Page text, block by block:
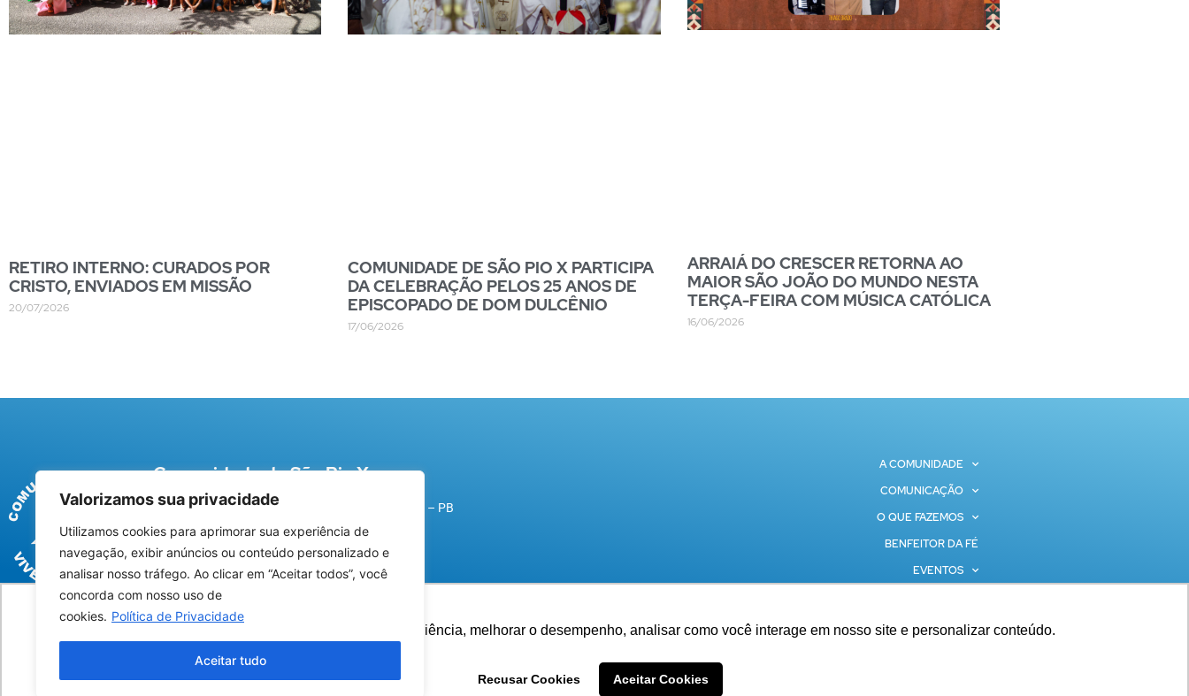
Utilizamos cookies para oferecer melhor experiência, melhorar o desempenho, analisar como você interage em nosso site e personalizar conteúdo.
Recusar Cookies Aceitar Cookies
Valorizamos sua privacidade
Utilizamos cookies para aprimorar sua experiência de
navegação, exibir anúncios ou conteúdo personalizado e
analisar nosso tráfego. Ao clicar em “Aceitar todos”, você
concorda com nosso uso de
cookies. Política de Privacidade
Aceitar tudo
RETIRO INTERNO: CURADOS POR
CRISTO, ENVIADOS EM MISSÃO
20/07/2026
COMUNIDADE DE SÃO PIO X PARTICIPA
DA CELEBRAÇÃO PELOS 25 ANOS DE
EPISCOPADO DE DOM DULCÊNIO
17/06/2026
ARRAIÁ DO CRESCER RETORNA AO
MAIOR SÃO JOÃO DO MUNDO NESTA
TERÇA-FEIRA COM MÚSICA CATÓLICA
16/06/2026
Comunidade de São Pio X
Rua Afonso Pena, 61 – Centro – Campina Grande – PB
(83) 3341-7017
Termos Uso|Política de Privacidade
A COMUNIDADE
COMUNICAÇÃO
O QUE FAZEMOS
BENFEITOR DA FÉ
EVENTOS